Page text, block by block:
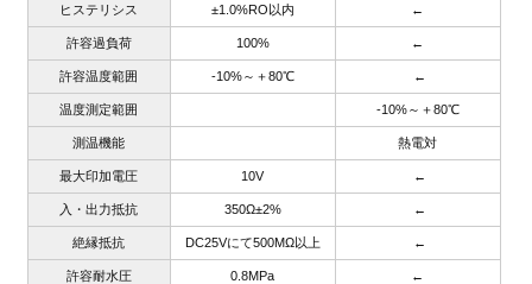
ヒステリシス ±1.0%RO以内 ←
許容過負荷 100% ←
許容温度範囲 -10%～＋80℃ ←
温度測定範囲 -10%～＋80℃
測温機能 熱電対
最大印加電圧 10V ←
入・出力抵抗 350Ω±2% ←
絶縁抵抗 DC25Vにて500MΩ以上 ←
許容耐水圧 0.8MPa ←